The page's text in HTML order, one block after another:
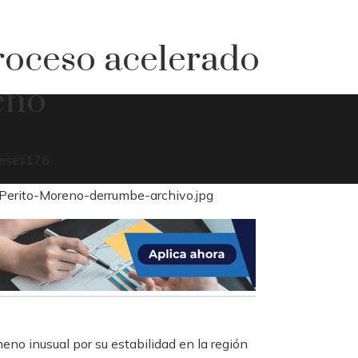
acelerado
176
inusual por su estabilidad en la región